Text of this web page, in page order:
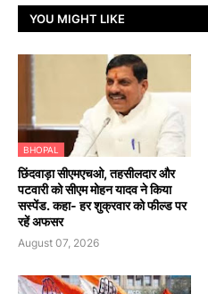
YOU MIGHT LIKE
BHOPAL
छिंदवाड़ा सीएमएचओ, तहसीलदार और
पटवारी को सीएम मोहन यादव ने किया
सस्पेंड. कहा- हर शुक्रवार को फील्ड पर
रहें अफसर
August 07, 2026